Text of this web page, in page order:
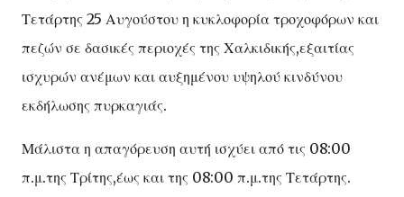
Τετάρτης 25 Αυγούστου η κυκλοφορία τροχοφόρων και
πεζών σε δασικές περιοχές της Χαλκιδικής,εξαιτίας
ισχυρών ανέμων και αυξημένου υψηλού κινδύνου
εκδήλωσης πυρκαγιάς.
Μάλιστα η απαγόρευση αυτή ισχύει από τις 08:00
π.μ.της Τρίτης,έως και της 08:00 π.μ.της Τετάρτης.